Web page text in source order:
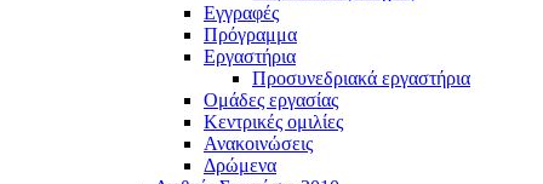
Εγγραφές
Πρόγραμμα
Εργαστήρια
Προσυνεδριακά εργαστήρια
Ομάδες εργασίας
Κεντρικές ομιλίες
Ανακοινώσεις
Δρώμενα